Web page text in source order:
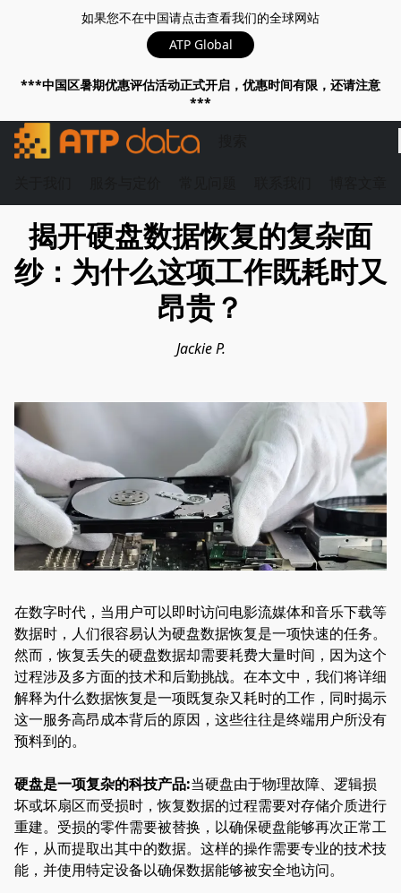
如果您不在中国请点击查看我们的全球网站
ATP Global
***中国区暑期优惠评估活动正式开启，优惠时间有限，还请注意
***
揭开硬盘数据恢复的复杂面
纱：为什么这项工作既耗时又
昂贵？
Jackie P.
在数字时代，当用户可以即时访问电影流媒体和音乐下载等
数据时，人们很容易认为硬盘数据恢复是一项快速的任务。
然而，恢复丢失的硬盘数据却需要耗费大量时间，因为这个
过程涉及多方面的技术和后勤挑战。在本文中，我们将详细
解释为什么数据恢复是一项既复杂又耗时的工作，同时揭示
这一服务高昂成本背后的原因，这些往往是终端用户所没有
预料到的。
硬盘是一项复杂的科技产品:当硬盘由于物理故障、逻辑损
坏或坏扇区而受损时，恢复数据的过程需要对存储介质进行
重建。受损的零件需要被替换，以确保硬盘能够再次正常工
作，从而提取出其中的数据。这样的操作需要专业的技术技
能，并使用特定设备以确保数据能够被安全地访问。